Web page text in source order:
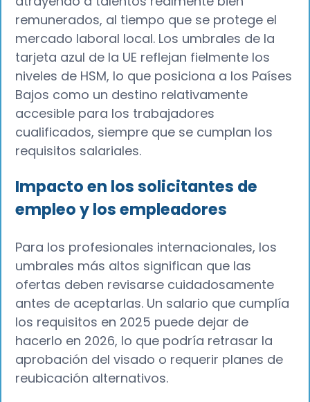
remunerados, al tiempo que se protege el
mercado laboral local. Los umbrales de la
tarjeta azul de la UE reflejan fielmente los
niveles de HSM, lo que posiciona a los Países
Bajos como un destino relativamente
accesible para los trabajadores
cualificados, siempre que se cumplan los
requisitos salariales.
Impacto en los solicitantes de
empleo y los empleadores
Para los profesionales internacionales, los
umbrales más altos significan que las
ofertas deben revisarse cuidadosamente
antes de aceptarlas. Un salario que cumplía
los requisitos en 2025 puede dejar de
hacerlo en 2026, lo que podría retrasar la
aprobación del visado o requerir planes de
reubicación alternativos.